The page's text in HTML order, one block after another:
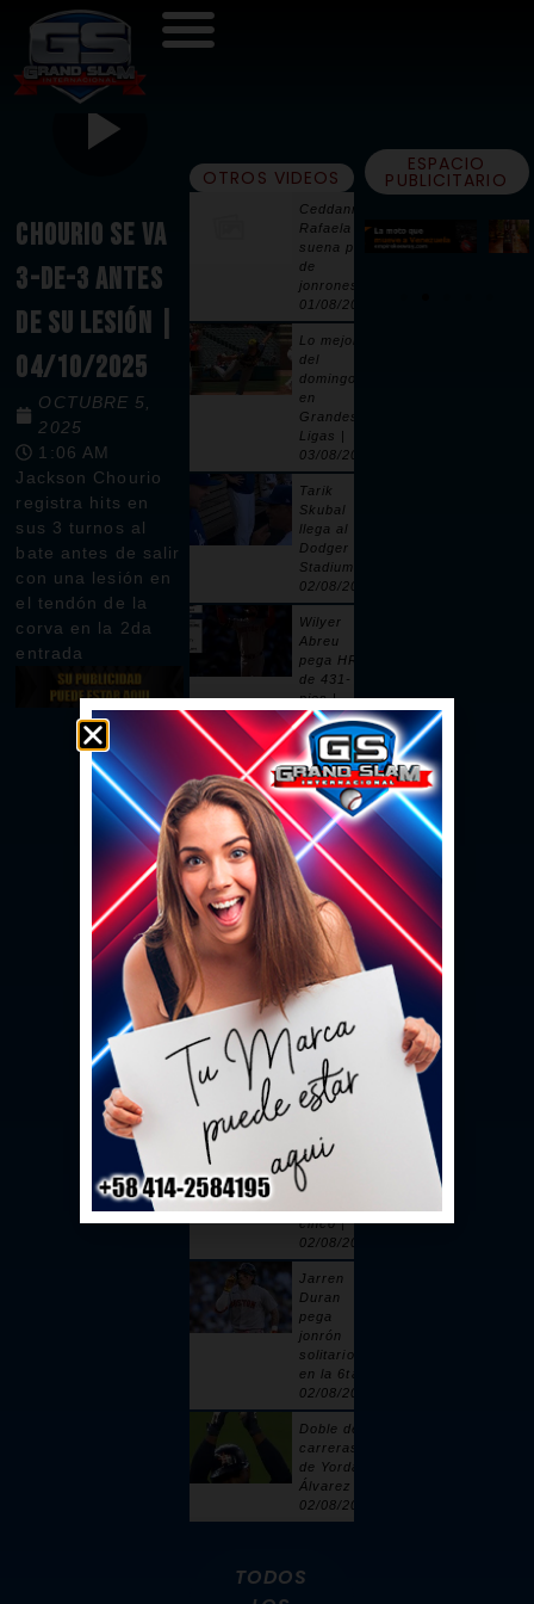
CHOURIO SE VA
3-DE-3 ANTES
DE SU LESIÓN |
04/10/2025
OCTUBRE 5,
2025
1:06 AM
Jackson Chourio
registra hits en
sus 3 turnos al
bate antes de salir
con una lesión en
el tendón de la
corva en la 2da
entrada
OTROS VIDEOS
Ceddanne
Rafaela
suena par
de
jonrones |
01/08/2026
Lo mejor
del
domingo
en
Grandes
Ligas |
03/08/2026
Tarik
Skubal
llega al
Dodger
Stadium |
02/08/2026
Wilyer
Abreu
pega HR
de 431-
pies |
02/08/2026
Pages
remolca
dos con
sencillo |
02/08/2026
Ceddanne
Rafaela
pega HR
solitario
en la 3ra |
02/08/2026
Se vacían
por un
intento de
toque |
02/08/2026
Alcántara
cuelga 6
ceros y
cinco |
02/08/2026
Jarren
Duran
pega
jonrón
solitario
en la 6ta |
02/08/2026
Doble de 2
carreras
de Yordan
Álvarez |
02/08/2026
TODOS
ESPACIO
PUBLICITARIO